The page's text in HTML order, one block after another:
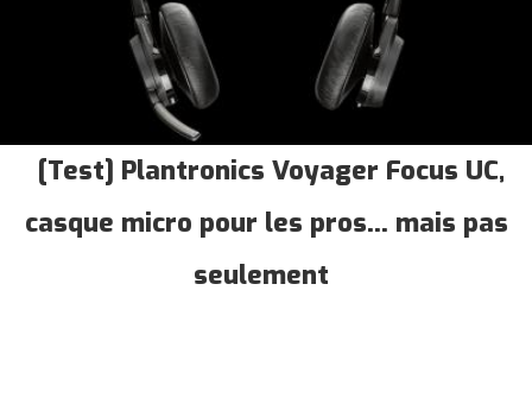
[Test] Plantronics Voyager Focus UC,
casque micro pour les pros... mais pas
seulement